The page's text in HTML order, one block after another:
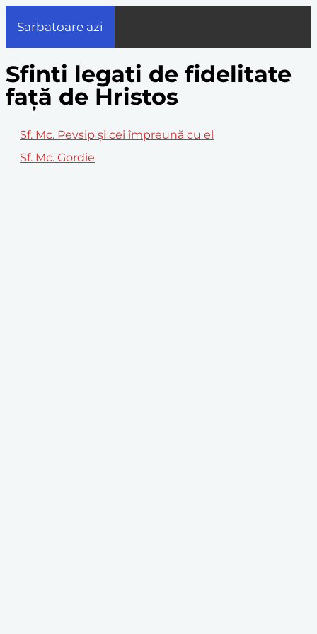
Sarbatoare azi
Sfinti legati de fidelitate
față de Hristos
Sf. Mc. Pevsip şi cei împreună cu el
Sf. Mc. Gordie